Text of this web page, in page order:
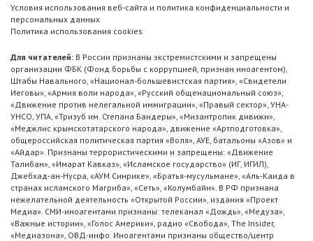
Условия использования веб-сайта и политика конфиденциальности и
персональных данных
Политика использования cookies
Для читателей: В России признаны экстремистскими и запрещены
организации ФБК (Фонд борьбы с коррупцией, признан иноагентом),
Штабы Навального, «Национал-большевистская партия», «Свидетели
Иеговы», «Армия воли народа», «Русский общенациональный союз»,
«Движение против нелегальной иммиграции», «Правый сектор», УНА-
УНСО, УПА, «Тризуб им. Степана Бандеры», «Мизантропик дивижн»,
«Меджлис крымскотатарского народа», движение «Артподготовка»,
общероссийская политическая партия «Воля», АУЕ, батальоны «Азов» и
«Айдар». Признаны террористическими и запрещены: «Движение
Талибан», «Имарат Кавказ», «Исламское государство» (ИГ, ИГИЛ),
Джебхад-ан-Нусра, «АУМ Синрике», «Братья-мусульмане», «Аль-Каида в
странах исламского Магриба», «Сеть», «Колумбайн». В РФ признана
нежелательной деятельность «Открытой России», издания «Проект
Медиа». СМИ-иноагентами признаны: телеканал «Дождь», «Медуза»,
«Важные истории», «Голос Америки», радио «Свобода», The Insider,
«Медиазона», ОВД-инфо. Иноагентами признаны общество/центр